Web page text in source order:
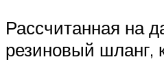
Рассчитанная на
резиновый шланг,